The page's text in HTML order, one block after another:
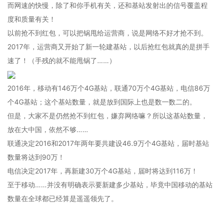
而网速的快慢，除了和你手机有关，还和基站发射出的信号覆盖程
度和质量有关！
以前抢不到红包，可以把锅甩给运营商，说是网络不好才抢不到。
2017年，运营商又开始了新一轮建基站，以后抢红包就真的是拼手
速了！（手残的就不能甩锅了……）
2016年，移动有146万个4G基站，联通70万个4G基站，电信86万
个4G基站；这个基站数量，就是放到国际上也是数一数二的。
但是，大家不是仍然抢不到红包，嫌弃网络嘛？所以这基站数量，
放在大中国，依然不够……
联通决定2016和2017年两年要共建设46.9万个4G基站，届时基站
数量将达到90万！
电信决定2017年，再新建30万个4G基站，届时将达到116万！
至于移动……并没有明确表示要新建多少基站，毕竟中国移动的基站
数量在全球都已经算是遥遥领先了。